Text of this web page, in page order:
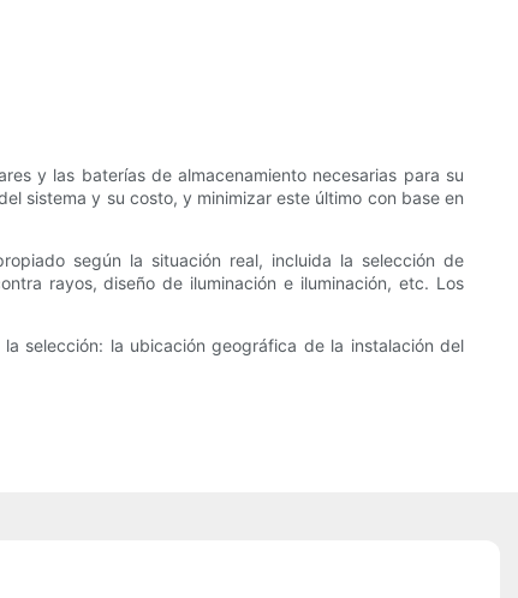
y las baterías de almacenamiento necesarias para su
sistema y su costo, y minimizar este último con base en
según la situación real, incluida la selección de
rayos, diseño de iluminación e iluminación, etc. Los
selección: la ubicación geográfica de la instalación del